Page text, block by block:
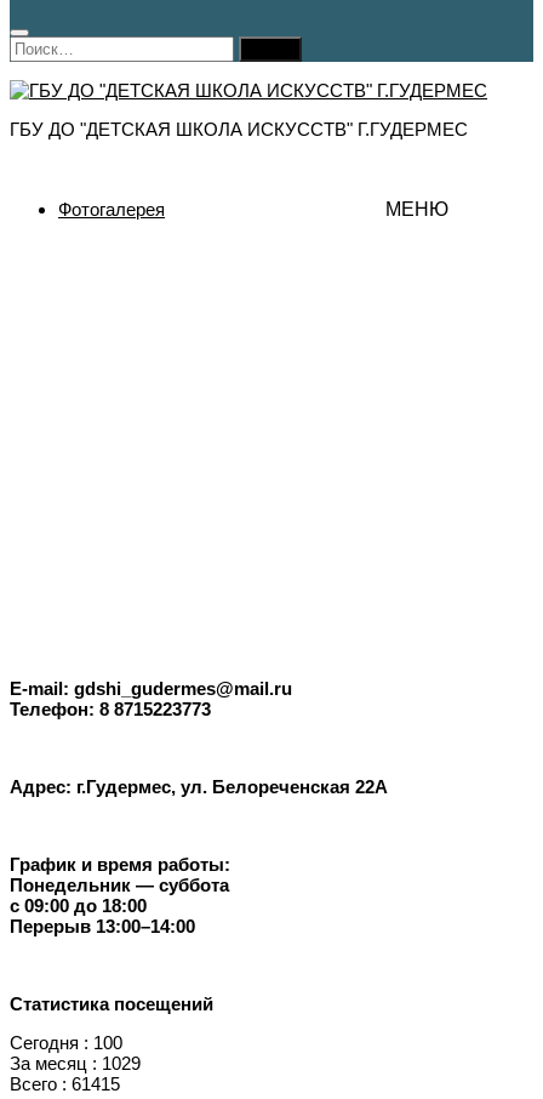
Найти:
ГБУ ДО "ДЕТСКАЯ ШКОЛА ИСКУССТВ" Г.ГУДЕРМЕС
МЕНЮ
Фотогалерея
E-mail: gdshi_gudermes@mail.ru
Телефон: 8 8715223773
Адрес: г.Гудермес, ул. Белореченская 22А
График и время работы:
Понедельник — суббота
с 09:00 до 18:00
Перерыв 13:00–14:00
Статистика посещений
Сегодня : 100
За месяц : 1029
Всего : 61415